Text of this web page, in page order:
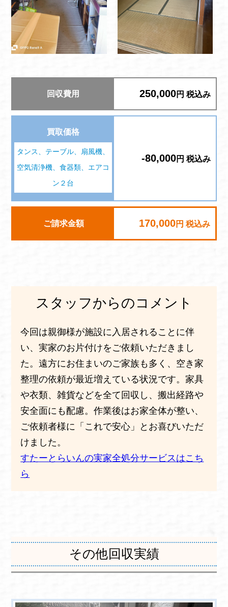
回収費用 250,000円 税込み
買取価格
タンス、テーブル、扇風機、
空気清浄機、食器類、エアコ
ン２台
-80,000円 税込み
ご請求金額 170,000円 税込み
スタッフからのコメント
今回は親御様が施設に入居されることに伴
い、実家のお片付けをご依頼いただきまし
た。遠方にお住まいのご家族も多く、空き家
整理の依頼が最近増えている状況です。家具
や衣類、雑貨などを全て回収し、搬出経路や
安全面にも配慮。作業後はお家全体が整い、
ご依頼者様に「これで安心」とお喜びいただ
けました。
すたーとらいんの実家全処分サービスはこち
ら
その他回収実績